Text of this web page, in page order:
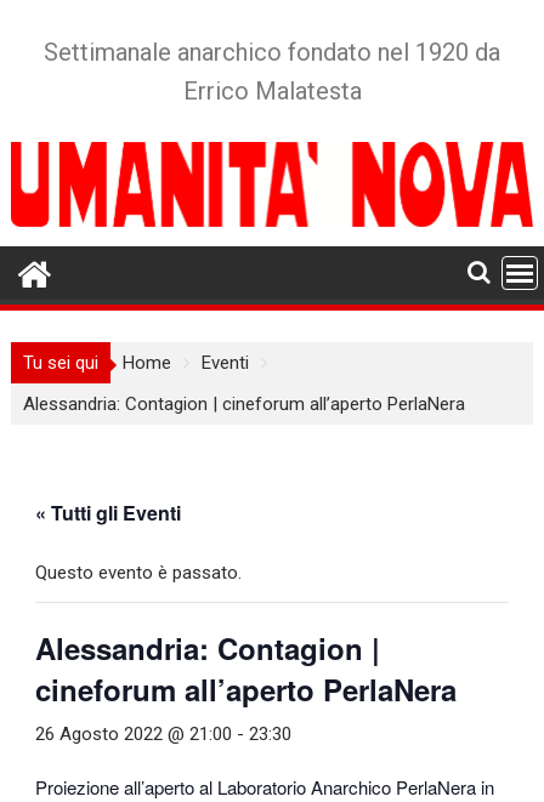
Settimanale anarchico fondato nel 1920 da
Errico Malatesta
Tu sei qui Home
Eventi
Alessandria: Contagion | cineforum all’aperto PerlaNera
« Tutti gli Eventi
Questo evento è passato.
Alessandria: Contagion |
cineforum all’aperto PerlaNera
26 Agosto 2022 @ 21:00 -23:30
Proiezione all’aperto al Laboratorio Anarchico PerlaNera in